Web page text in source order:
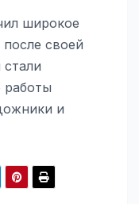
широкое
своей
работы
и